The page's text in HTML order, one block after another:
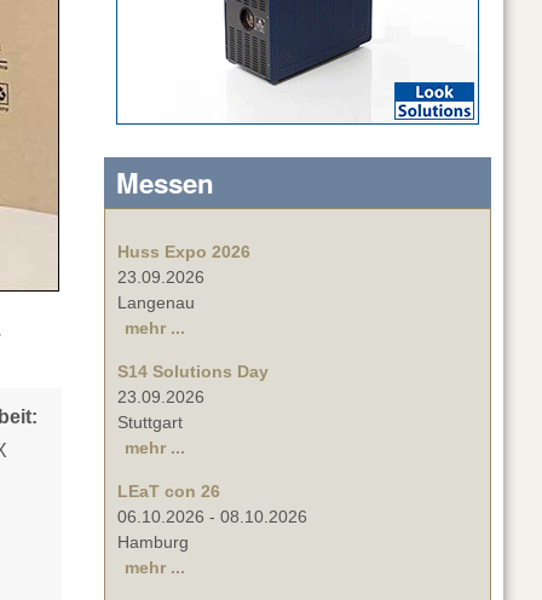
Messen
Huss Expo 2026
23.09.2026
Langenau
mehr ...
S14 Solutions Day
23.09.2026
Stuttgart
mehr ...
LEaT con 26
06.10.2026 - 08.10.2026
Hamburg
mehr ...